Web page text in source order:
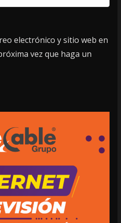
electrónico y sitio web en
vez que haga un